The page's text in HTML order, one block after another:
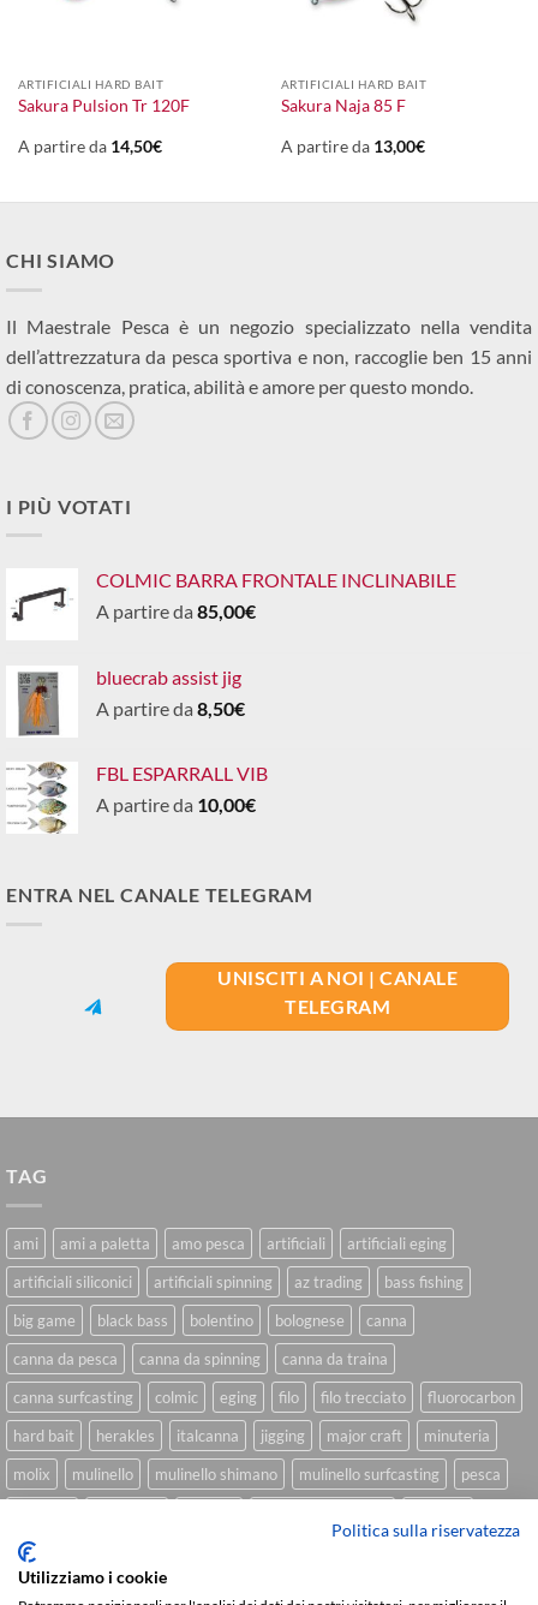
ARTIFICIALI HARD BAIT
Sakura Pulsion Tr 120F
A partire da 14,50€
ARTIFICIALI HARD BAIT
Sakura Naja 85 F
A partire da 13,00€
CHI SIAMO
Il Maestrale Pesca è un negozio specializzato nella vendita
dell’attrezzatura da pesca sportiva e non, raccoglie ben 15 anni
di conoscenza, pratica, abilità e amore per questo mondo.
I PIÙ VOTATI
COLMIC BARRA FRONTALE INCLINABILE
A partire da 85,00€
bluecrab assist jig
A partire da 8,50€
FBL ESPARRALL VIB
A partire da 10,00€
ENTRA NEL CANALE TELEGRAM
UNISCITI A NOI | CANALE
TELEGRAM
TAG
ami ami a paletta amo pesca artificiali
artificiali eging
artificiali siliconici
artificiali spinning az trading
bass fishing
big game
black bass bolentino bolognese
canna
canna da pesca
canna da spinning
canna da traina
canna surfcasting
colmic eging filo filo trecciato
fluorocarbon
hard bait
herakles italcanna jigging major craft
minuteria
molix
mulinello mulinello shimano mulinello surfcasting
pesca
spinning inshore
Politica sulla riservatezza
Utilizziamo i cookie